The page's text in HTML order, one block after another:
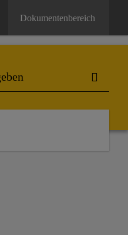
Dokumentenbereich